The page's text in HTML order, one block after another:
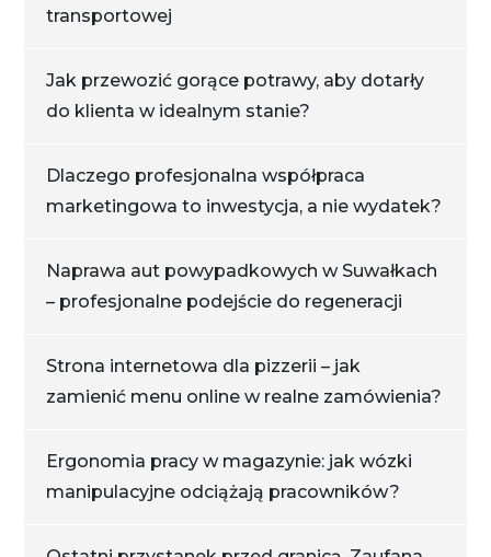
transportowej
Jak przewozić gorące potrawy, aby dotarły
do klienta w idealnym stanie?
Dlaczego profesjonalna współpraca
marketingowa to inwestycja, a nie wydatek?
Naprawa aut powypadkowych w Suwałkach
– profesjonalne podejście do regeneracji
Strona internetowa dla pizzerii – jak
zamienić menu online w realne zamówienia?
Ergonomia pracy w magazynie: jak wózki
manipulacyjne odciążają pracowników?